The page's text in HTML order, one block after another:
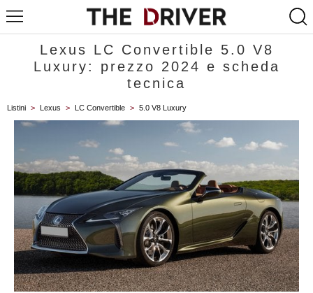
Lexus LC Convertible 5.0 V8
Luxury: prezzo 2024 e scheda
tecnica
Listini > Lexus > LC Convertible > 5.0 V8 Luxury